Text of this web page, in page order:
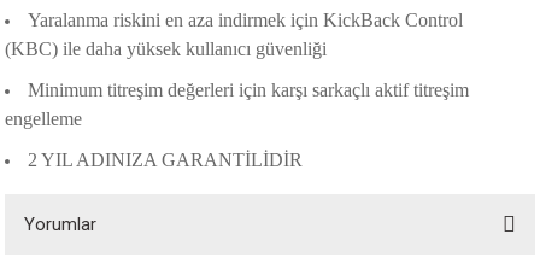
Yaralanma riskini en aza indirmek için KickBack Control
(KBC) ile daha yüksek kullanıcı güvenliği
Minimum titreşim değerleri için karşı sarkaçlı aktif titreşim
engelleme
2 YIL ADINIZA GARANTİLİDİR
Yorumlar